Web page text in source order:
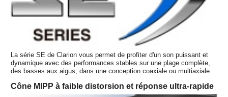
La série SE de Clarion vous permet de profiter d'un son puissant et
dynamique avec des performances stables sur une plage complète,
des basses aux aigus, dans une conception coaxiale ou multiaxiale.
Cône MIPP à faible distorsion et réponse ultra-rapide